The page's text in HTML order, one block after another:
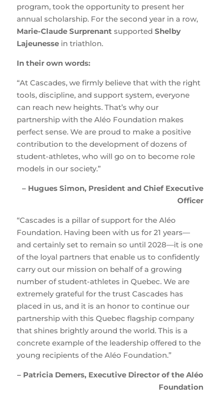
program, took the opportunity to present her
annual scholarship. For the second year in a row,
Marie-Claude Surprenant supported Shelby
Lajeunessein triathlon.
In their own words:
“At Cascades, we firmly believe that with the right
tools, discipline, and support system, everyone
can reach new heights. That’s why our
partnership with the Aléo Foundation makes
perfect sense. We are proud to make a positive
contribution to the development of dozens of
student-athletes, who will go on to become role
models in our society.”
– Hugues Simon, President and Chief Executive
Officer
“Cascades is a pillar of support for the Aléo
Foundation. Having been with us for 21 years—
and certainly set to remain so until 2028—it is one
of the loyal partners that enable us to confidently
carry out our mission on behalf of a growing
number of student-athletes in Quebec. We are
extremely grateful for the trust Cascades has
placed in us, and it is an honor to continue our
partnership with this Quebec flagship company
that shines brightly around the world. This is a
concrete example of the leadership offered to the
young recipients of the Aléo Foundation.”
– Patricia Demers, Executive Director of the Aléo
Foundation